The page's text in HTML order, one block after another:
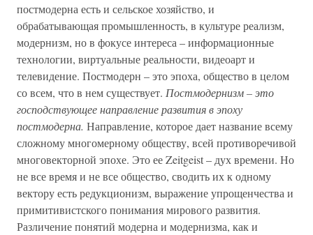
постмодерна есть и сельское хозяйство, и
обрабатывающая промышленность, в культуре реализм,
модернизм, но в фокусе интереса – информационные
технологии, виртуальные реальности, видеоарт и
телевидение. Постмодерн – это эпоха, общество в целом
со всем, что в нем существует. Постмодернизм – это
господствующее направление развития в эпоху
постмодерна. Направление, которое дает название всему
сложному многомерному обществу, всей противоречивой
многовекторной эпохе. Это ее Zeitgeist – дух времени. Но
не все время и не все общество, сводить их к одному
вектору есть редукционизм, выражение упрощенчества и
примитивистского понимания мирового развития.
Различение понятий модерна и модернизма, как и